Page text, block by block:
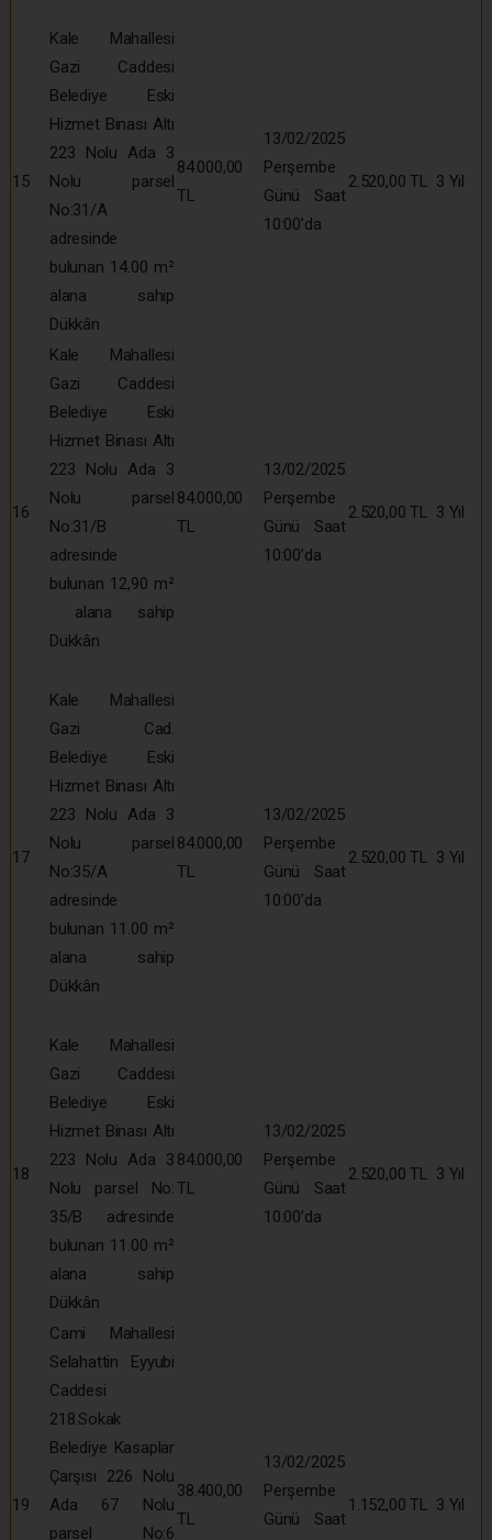
15
Kale Mahallesi
Gazi Caddesi
Belediye Eski
Hizmet Binası Altı
223 Nolu Ada 3
Nolu parsel
No:31/A
adresinde
bulunan 14.00 m²
alana sahip
Dükkân
84.000,00
TL
13/02/2025
Perşembe
Günü Saat
10:00’da
2.520,00 TL 3 Yıl
16
Kale Mahallesi
Gazi Caddesi
Belediye Eski
Hizmet Binası Altı
223 Nolu Ada 3
Nolu parsel
No:31/B
adresinde
bulunan 12,90 m²
alana sahip
Dükkân
84.000,00
TL
13/02/2025
Perşembe
Günü Saat
10:00’da
2.520,00 TL 3 Yıl
17
Kale Mahallesi
Gazi Cad.
Belediye Eski
Hizmet Binası Altı
223 Nolu Ada 3
Nolu parsel
No:35/A
adresinde
bulunan 11.00 m²
alana sahip
Dükkân
84.000,00
TL
13/02/2025
Perşembe
Günü Saat
10:00’da
2.520,00 TL 3 Yıl
18
Kale Mahallesi
Gazi Caddesi
Belediye Eski
Hizmet Binası Altı
223 Nolu Ada 3
Nolu parsel No:
35/B adresinde
bulunan 11.00 m²
alana sahip
Dükkân
84.000,00
TL
13/02/2025
Perşembe
Günü Saat
10:00’da
2.520,00 TL 3 Yıl
19
Cami Mahallesi
Selahattin Eyyubi
Caddesi
218.Sokak
Belediye Kasaplar
Çarşısı 226 Nolu
Ada 67 Nolu
parsel No:6
38.400,00
TL
13/02/2025
Perşembe
Günü Saat
1.152,00 TL 3 Yıl